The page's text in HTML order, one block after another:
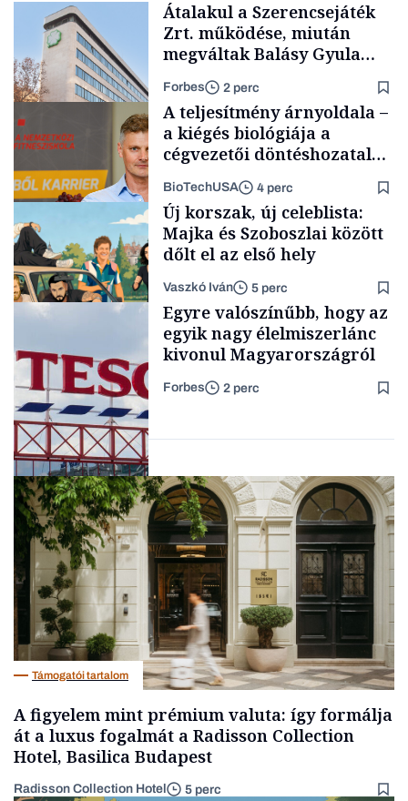
Társadalom
Átalakul a Szerencsejáték
Zrt. működése, miután
megváltak Balásy Gyula
cégétől
Forbes 2 perc
Content Lab HUB
A teljesítmény árnyoldala –
a kiégés biológiája a
cégvezetői döntéshozatal
BioTechUSA 4 perc
Lista
Új korszak, új celeblista:
Majka és Szoboszlai között
dőlt el az első hely
Vaszkó Iván 5 perc
Nemzetközi cégek
Egyre valószínűbb, hogy az
egyik nagy élelmiszerlánc
kivonul Magyarországról
Forbes 2 perc
Támogatói tartalom
A figyelem mint prémium valuta: így formálja
át a luxus fogalmát a Radisson Collection
Hotel, Basilica Budapest
Radisson Collection Hotel 5 perc